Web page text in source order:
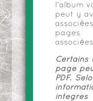
l'album
peut y
Certains
page
PDF.